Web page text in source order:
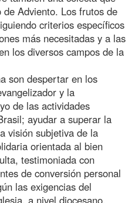
Adviento. Los frutos de
criterios específicos
más necesitadas y a las
los diversos campos de la
son despertar en los
y la
de las actividades
ayudar a superar la
visión subjetiva de la
orientada al bien
testimoniada con
de conversión personal
las exigencias del
a nivel diocesano,